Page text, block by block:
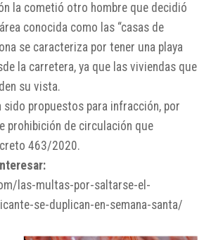
la cometió otro hombre que decidió
conocida como las “casas de
se caracteriza por tener una playa
la carretera, ya que las viviendas que
su vista.
sido propuestos para infracción, por
prohibición de circulación que
463/2020.
las-multas-por-saltarse-el-
se-duplican-en-semana-santa/